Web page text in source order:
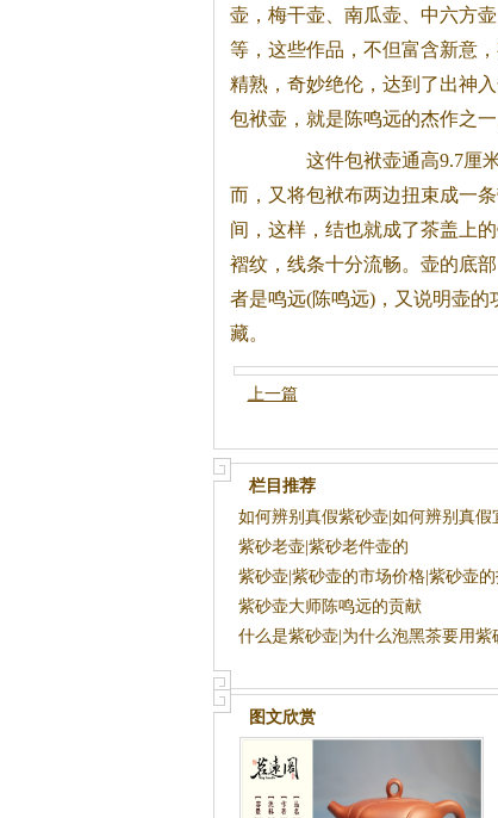
壶，梅干壶、南瓜壶、中六方
等，这些作品，不但富含新意
精熟，奇妙绝伦，达到了出神
包袱壶，就是陈鸣远的杰作之一
这件包袱壶通高9.7厘米
而，又将包袱布两边扭束成一
间，这样，结也就成了茶盖上
褶纹，线条十分流畅。壶的底
者是鸣远(陈鸣远)，又说明壶
藏。
上一篇
栏目推荐
如何辨别真假紫砂壶|如何辨别真假
壶
紫砂老壶|紫砂老件壶的
紫砂壶|紫砂壶的市场价格|紫砂壶
紫砂壶大师陈鸣远的贡献
什么是紫砂壶|为什么泡黑茶要用紫
图文欣赏